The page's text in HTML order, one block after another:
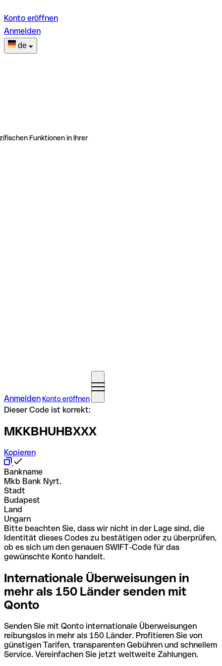
Konto eröffnen
Anmelden
de
Funktionen in Ihrer
Anmelden Konto eröffnen
Dieser Code ist korrekt:
MKKBHUHBXXX
Kopieren
Bankname
Mkb Bank Nyrt.
Stadt
Budapest
Land
Ungarn
Bitte beachten Sie, dass wir nicht in der Lage sind, die
Identität dieses Codes zu bestätigen oder zu überprüfen,
ob es sich um den genauen SWIFT-Code für das
gewünschte Konto handelt.
Internationale Überweisungen in
mehr als 150 Länder senden mit
Qonto
Senden Sie mit Qonto internationale Überweisungen
reibungslos in mehr als 150 Länder. Profitieren Sie von
günstigen Tarifen, transparenten Gebühren und schnellem
Service. Vereinfachen Sie jetzt weltweite Zahlungen.